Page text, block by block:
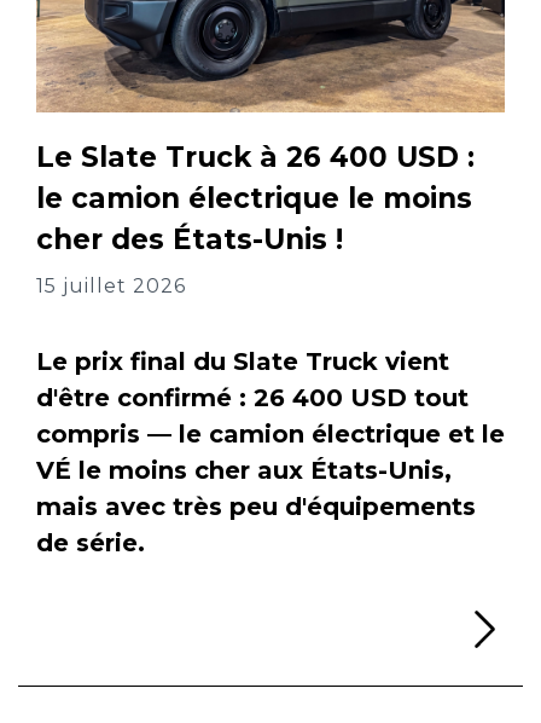
Le Slate Truck à 26 400 USD :
le camion électrique le moins
cher des États-Unis !
15 juillet 2026
Le prix final du Slate Truck vient
d'être confirmé : 26 400 USD tout
compris — le camion électrique et le
VÉ le moins cher aux États-Unis,
mais avec très peu d'équipements
de série.